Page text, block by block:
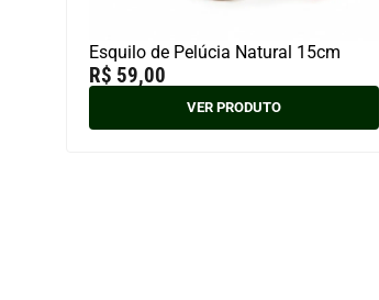
Esquilo de Pelúcia Natural 15cm
R$ 59,00
VER PRODUTO